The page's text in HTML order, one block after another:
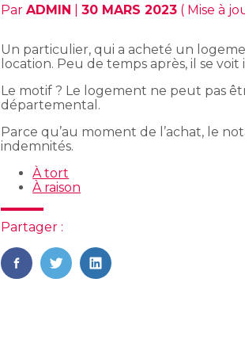
ParADMIN |30 MARS 2023 ( Mise à
Un particulier, qui a acheté un
location. Peu de temps après, il se
Le motif ? Le logement ne peut pas
départemental.
Parce qu’au moment de l’achat, le
indemnités.
À tort
À raison
Partager :
FaceBook
TwitterLinkedIn